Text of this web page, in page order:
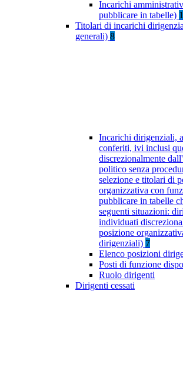
Incarichi
pubblicare in tabelle) 1
Titolari di incarichi
generali) 8
Incarichi dirigenziali,
conferiti, ivi inclusi
discrezionalmente
politico senza
selezione e titolari di
organizzativa con
pubblicare in tabelle
seguenti situazioni:
individuati
posizione
dirigenziali) 7
Elenco posizioni
Posti di funzione
Ruolo dirigenti
Dirigenti cessati